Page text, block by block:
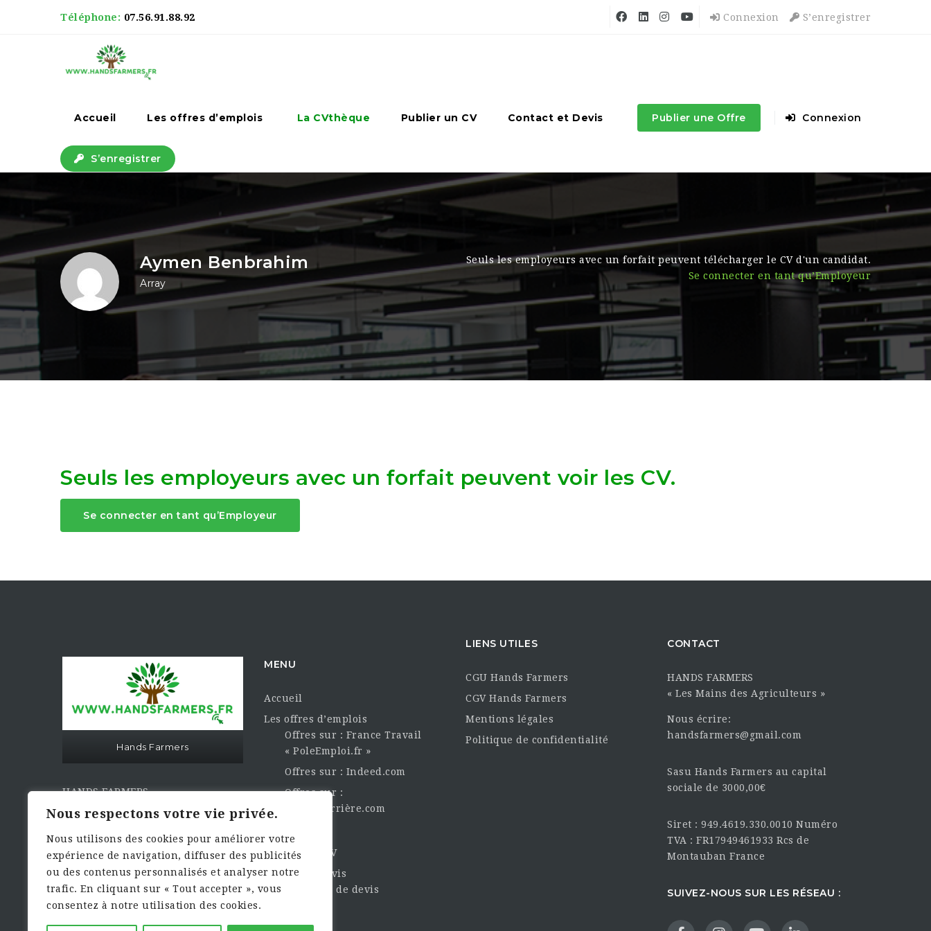
Nous respectons votre vie privée.
Nous utilisons des cookies pour améliorer votre
expérience de navigation, diffuser des publicités
ou des contenus personnalisés et analyser notre
trafic. En cliquant sur « Tout accepter », vous
consentez à notre utilisation des cookies.
Téléphone: 07.56.91.88.92 Connexion S’enregistrer
Accueil Les offres d’emplois La CVthèque Publier un CV Contact et Devis Publier une Offre Connexion
S’enregistrer
Seuls les employeurs avec un forfait peuvent télécharger le CV d'un candidat.
Se connecter en tant qu’Employeur
Aymen Benbrahim
Array
Seuls les employeurs avec un forfait peuvent voir les CV.
Se connecter en tant qu’Employeur
Hands Farmers
HANDS FARMERS
« Les Mains des Agriculteurs »
À votre service…
Sasu Hands Farmers au capital
sociale de 3000,00€
MENU
Accueil
Les offres d’emplois
Offres sur : France Travail
« PoleEmploi.fr »
Offres sur : Indeed.com
Offres sur :
Optioncarrière.com
Publier un CV
Contact et Devis
Demande de devis
LIENS UTILES
CGU Hands Farmers
CGV Hands Farmers
Mentions légales
Politique de confidentialité
CONTACT
HANDS FARMERS
« Les Mains des Agriculteurs »
Nous écrire:
handsfarmers@gmail.com
Sasu Hands Farmers au capital
sociale de 3000,00€
Siret : 949.4619.330.0010 Numéro
TVA : FR17949461933 Rcs de
Montauban France
SUIVEZ-NOUS SUR LES RÉSEAU :